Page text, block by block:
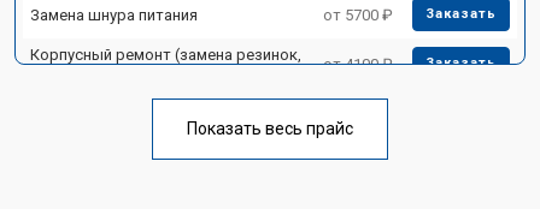
Замена шнура питания от 5700 ₽ Заказать
Корпусный ремонт (замена резинок,
от 4100 ₽ Заказать
Замена клапана давления от 5850 ₽
Показать весь прайс